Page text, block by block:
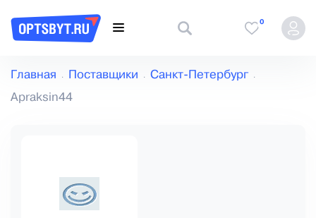
0
Главная Поставщики Санкт-Петербург
Apraksin44